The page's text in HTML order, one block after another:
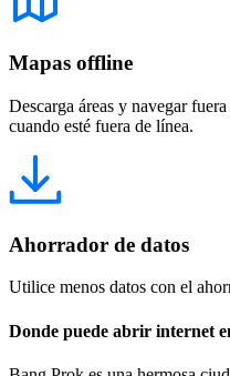
Mapas offline
Descarga áreas y navegar
cuando esté fuera de línea.
Ahorrador de datos
Utilice menos datos con el
Donde puede abrir internet